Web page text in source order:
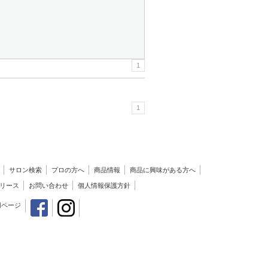
1
1
サロン検索 プロの方へ 商品情報 商品に興味がある方へ
ース お問い合わせ 個人情報保護方針
ージ